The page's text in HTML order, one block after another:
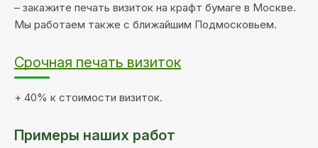
– закажите печать визиток на крафт бумаге в Москве.
Мы работаем также с ближайшим Подмосковьем.
Срочная печать визиток
+ 40% к стоимости визиток.
Примеры наших работ